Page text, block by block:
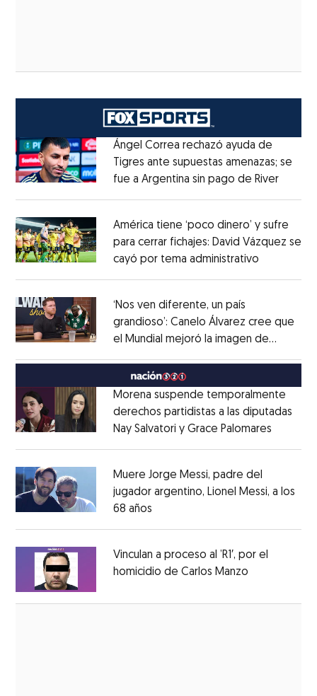
Ángel Correa rechazó ayuda de
Tigres ante supuestas amenazas; se
fue a Argentina sin pago de RiverOpens
América tiene ‘poco dinero’ y sufre
para cerrar fichajes: David Vázquez se
cayó por tema administrativo
‘Nos ven diferente, un país
grandioso’: Canelo Álvarez cree que
el Mundial mejoró la imagen de
MéxicoOpens in new window
Morena suspende temporalmente
derechos partidistas a las diputadas
Nay Salvatori y Grace Palomares
Muere Jorge Messi, padre del
jugador argentino, Lionel Messi, a los
68 años
Vinculan a proceso al ’R1′, por el
homicidio de Carlos Manzo